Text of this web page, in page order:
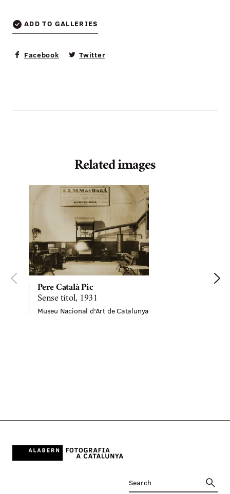
ADD TO GALLERIES
Facebook Twitter
Related images
Pere Català Pic
Sense títol, 1931
Museu Nacional d'Art de Catalunya